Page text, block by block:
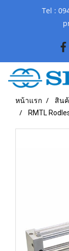
Tel :
หน้าแรก สิน
RMTL